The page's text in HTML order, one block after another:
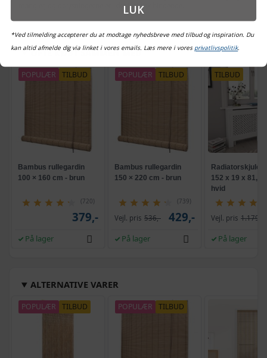
mangler, og oplysningerne er ikke juridisk bindende.
OFTE KØBT SAMMEN MED
POPULÆR TILBUD
Bambus rullegardin
100 × 160 cm - brun
(720)
379,-
På lager
POPULÆR TILBUD
Bambus rullegardin
150 × 220 cm - brun
(739)
Vejl. pris 536,- 429,-
På lager
TILBUD
Radiatorskjuler
152 x 19 x 81,5
hvid
Vejl. pris 1.179,-
På lager
ALTERNATIVE VARER
POPULÆR TILBUD POPULÆR TILBUD
LUK
*Ved tilmelding accepterer du at modtage nyhedsbreve med tilbud og inspiration. Du
kan altid afmelde dig via linket i vores emails. Læs mere i vores privatlivspolitik.